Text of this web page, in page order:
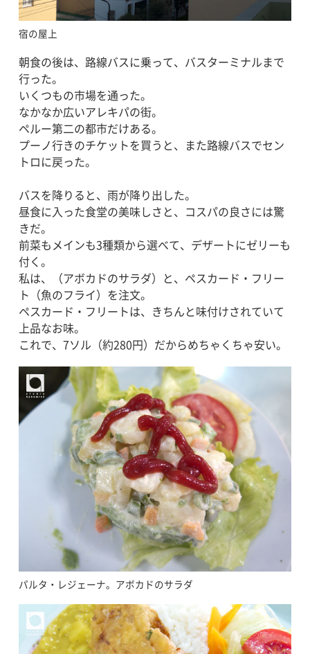
宿の屋上
朝食の後は、路線バスに乗って、バスターミナルまで
行った。
いくつもの市場を通った。
なかなか広いアレキパの街。
ペルー第二の都市だけある。
プーノ行きのチケットを買うと、また路線バスでセン
トロに戻った。
バスを降りると、雨が降り出した。
昼食に入った食堂の美味しさと、コスパの良さには驚
きだ。
前菜もメインも3種類から選べて、デザートにゼリーも
付く。
私は、（アボカドのサラダ）と、ペスカード・フリー
ト（魚のフライ）を注文。
ペスカード・フリートは、きちんと味付けされていて
上品なお味。
これで、7ソル（約280円）だからめちゃくちゃ安い。
パルタ・レジェーナ。アボカドのサラダ